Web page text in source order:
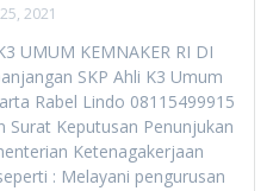
2021
UMUM KEMNAKER RI DI
SKP Ahli K3 Umum
Rabel Lindo 08115499915
Surat Keputusan Penunjukan
Ketenagakerjaan
: Melayani pengurusan